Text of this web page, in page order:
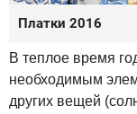
Платки 2016
В теплое время
необходимым
других вещей